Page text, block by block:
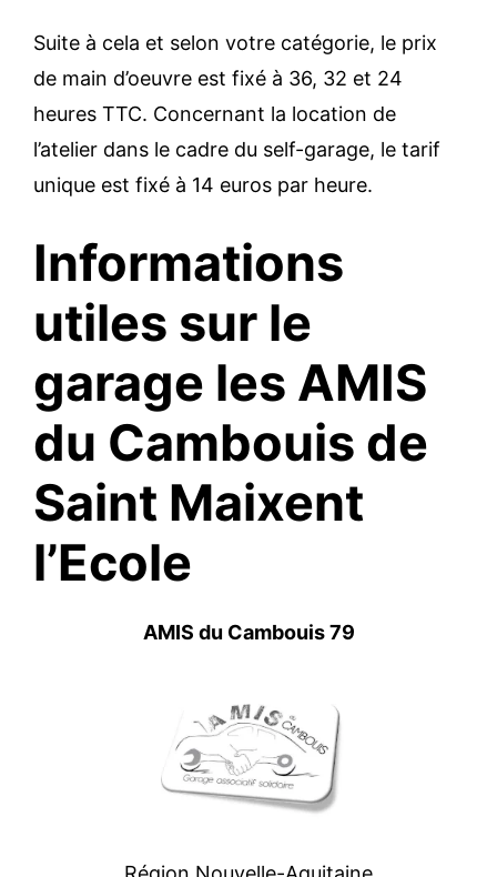
Suite à cela et selon votre catégorie, le prix
de main d’oeuvre est fixé à 36, 32 et 24
heures TTC. Concernant la location de
l’atelier dans le cadre du self-garage, le tarif
unique est fixé à 14 euros par heure.
Informations
utiles sur le
garage les AMIS
du Cambouis de
Saint Maixent
l’Ecole
AMIS du Cambouis 79